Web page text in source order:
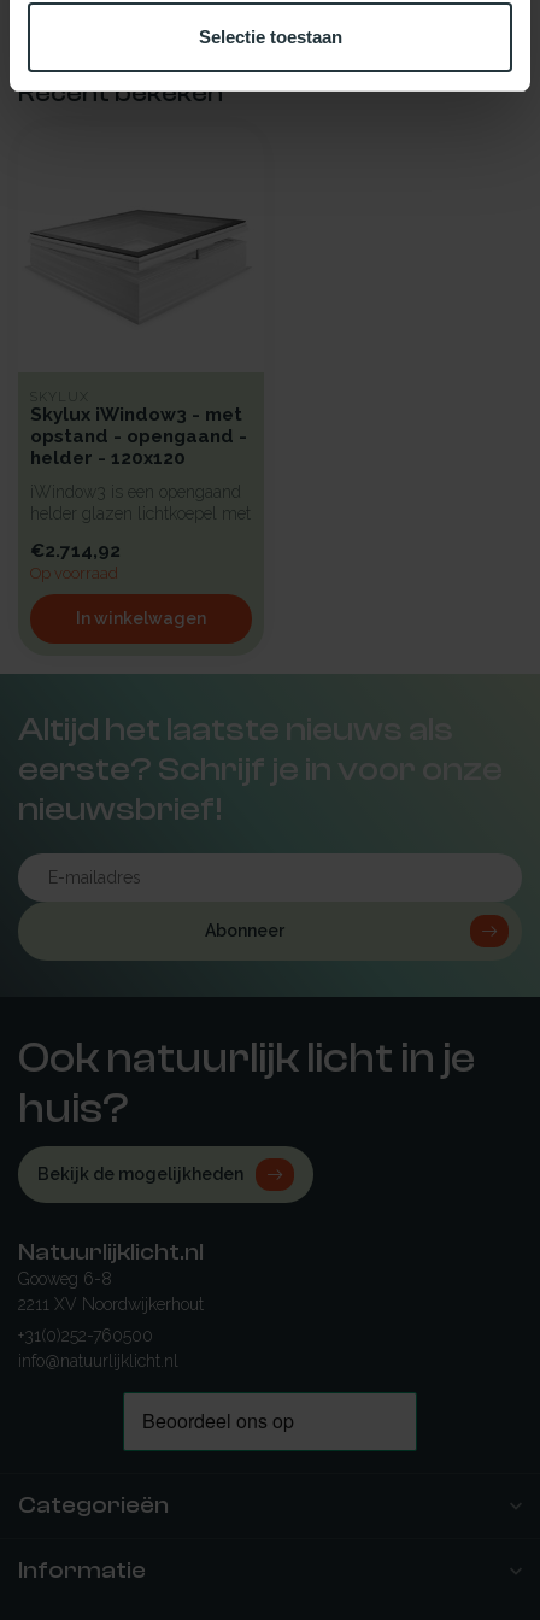
Selectie toestaan
Recent bekeken
SKYLUX
Skylux iWindow3 - met
opstand - opengaand -
helder - 120x120
iWindow3 is een opengaand
helder glazen lichtkoepel met
€2.714,92
Op voorraad
In winkelwagen
Altijd het laatste nieuws als
eerste? Schrijf je in voor onze
nieuwsbrief!
Abonneer
Ook natuurlijk licht in je
huis?
Bekijk de mogelijkheden
Natuurlijklicht.nl
Gooweg 6-8
2211 XV Noordwijkerhout
+31(0)252-760500
info@natuurlijklicht.nl
Categorieën
Informatie